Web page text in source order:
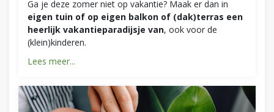
Ga je deze zomer niet op vakantie? Maak er dan in
eigen tuin of op eigen balkon of (dak)terras een
heerlijk vakantieparadijsje van, ook voor de
(klein)kinderen.
Lees meer...